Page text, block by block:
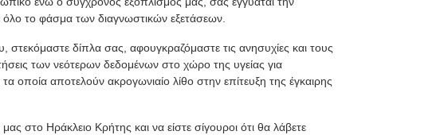
το φάσμα των διαγνωστικών εξετάσεων.
δίπλα σας, αφουγκραζόμαστε τις ανησυχίες και τους
των νεότερων δεδομένων στο χώρο της υγείας για
οποία αποτελούν ακρογωνιαίο λίθο στην επίτευξη της έγκαιρης
στο Ηράκλειο Κρήτης και να είστε σίγουροι ότι θα λάβετε